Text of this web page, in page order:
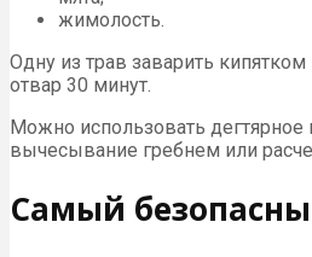
жимолость.
Одну из трав заварить
отвар 30 минут.
Можно использовать
вычесывание гребнем или
Самый